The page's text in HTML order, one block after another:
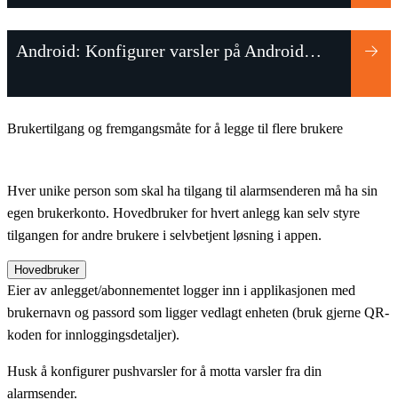
Android: Konfigurer varsler på Android-mobiler
Brukertilgang og fremgangsmåte for å legge til flere brukere
Hver unike person som skal ha tilgang til alarmsenderen må ha sin
egen brukerkonto. Hovedbruker for hvert anlegg kan selv styre
tilgangen for andre brukere i selvbetjent løsning i appen.
Hovedbruker
Eier av anlegget/abonnementet logger inn i applikasjonen med
brukernavn og passord som ligger vedlagt enheten (bruk gjerne QR-
koden for innloggingsdetaljer).
Husk å konfigurer pushvarsler for å motta varsler fra din
alarmsender.